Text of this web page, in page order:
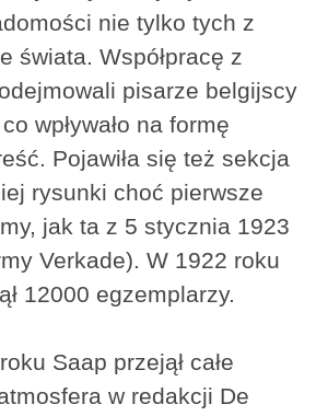
nie tylko tych z
świata. Współpracę z
pisarze belgijscy
wpływało na formę
Pojawiła się też sekcja
rysunki choć pierwsze
jak ta z 5 stycznia 1923
Verkade). W 1922 roku
12000 egzemplarzy.
Saap przejął całe
w redakcji De